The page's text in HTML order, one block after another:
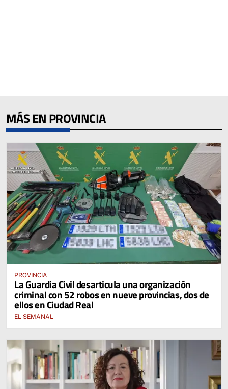
MÁS EN PROVINCIA
PROVINCIA
La Guardia Civil desarticula una organización
criminal con 52 robos en nueve provincias, dos de
ellos en Ciudad Real
EL SEMANAL